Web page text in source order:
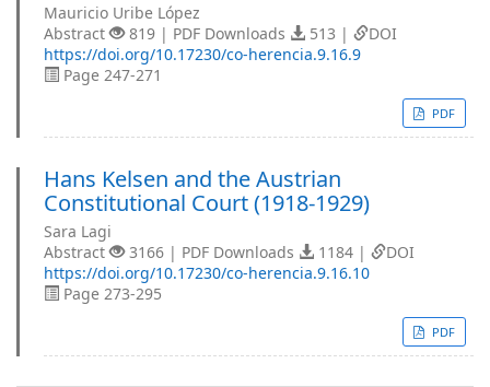
Mauricio Uribe López
Abstract
819 | PDF Downloads 513 |
DOI
https://doi.org/10.17230/co-herencia.9.16.9
Page 247-271
PDF
Hans Kelsen and the Austrian
Constitutional Court (1918-1929)
Sara Lagi
Abstract
3166 | PDF Downloads 1184 |
DOI
https://doi.org/10.17230/co-herencia.9.16.10
Page 273-295
PDF